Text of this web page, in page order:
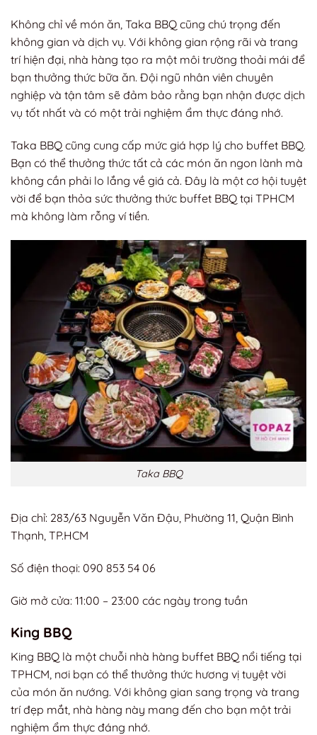
Không chỉ về món ăn, Taka BBQ cũng chú trọng đến
không gian và dịch vụ. Với không gian rộng rãi và trang
trí hiện đại, nhà hàng tạo ra một môi trường thoải mái để
bạn thưởng thức bữa ăn. Đội ngũ nhân viên chuyên
nghiệp và tận tâm sẽ đảm bảo rằng bạn nhận được dịch
vụ tốt nhất và có một trải nghiệm ẩm thực đáng nhớ.
Taka BBQ cũng cung cấp mức giá hợp lý cho buffet BBQ.
Bạn có thể thưởng thức tất cả các món ăn ngon lành mà
không cần phải lo lắng về giá cả. Đây là một cơ hội tuyệt
vời để bạn thỏa sức thưởng thức buffet BBQ tại TPHCM
mà không làm rỗng ví tiền.
Taka BBQ
Địa chỉ: 283/63 Nguyễn Văn Đậu, Phường 11, Quận Bình
Thạnh, TP.HCM
Số điện thoại: 090 853 54 06
Giờ mở cửa: 11:00 – 23:00 các ngày trong tuần
King BBQ
King BBQ là một chuỗi nhà hàng buffet BBQ nổi tiếng tại
TPHCM, nơi bạn có thể thưởng thức hương vị tuyệt vời
của món ăn nướng. Với không gian sang trọng và trang
trí đẹp mắt, nhà hàng này mang đến cho bạn một trải
nghiệm ẩm thực đáng nhớ.